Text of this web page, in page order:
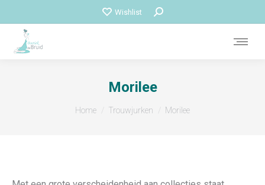
Wishlist Zoeken:
Morilee
Je bent hier:
Home Trouwjurken Morilee